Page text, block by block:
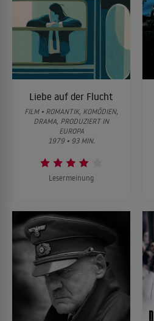
Liebe auf der Flucht
FILM • ROMANTIK, KOMÖDIEN,
DRAMA, PRODUZIERT IN
EUROPA
1979 • 93 MIN.
Lesermeinung